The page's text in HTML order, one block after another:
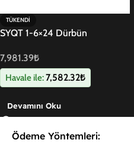
TÜKENDI
SYQT 1-6×24 Dürbün
7,981.39₺
Havale ile:7,582.32₺
Devamını Oku
Ödeme Yöntemleri: